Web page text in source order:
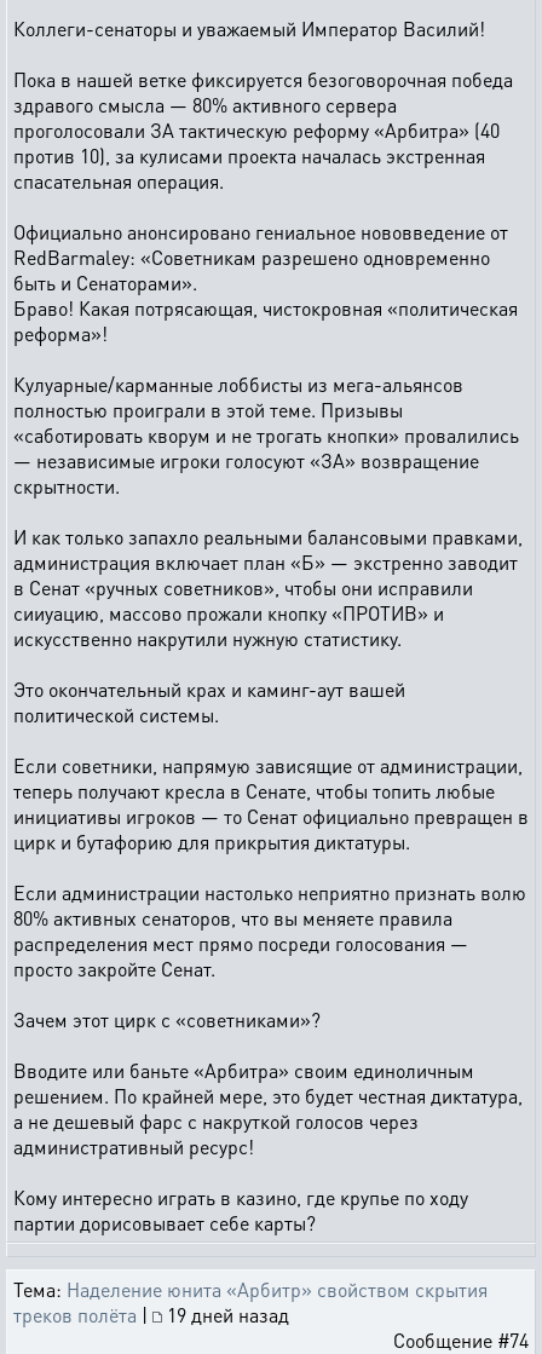
Коллеги-сенаторы и уважаемый Император Василий!
Пока в нашей ветке фиксируется безоговорочная победа
здравого смысла — 80% активного сервера
проголосовали ЗА тактическую реформу «Арбитра» (40
против 10), за кулисами проекта началась экстренная
спасательная операция.
Официально анонсировано гениальное нововведение от
RedBarmaley: «Советникам разрешено одновременно
быть и Сенаторами».
Браво! Какая потрясающая, чистокровная «политическая
реформа»!
Кулуарные/карманные лоббисты из мега-альянсов
полностью проиграли в этой теме. Призывы
«саботировать кворум и не трогать кнопки» провалились
— независимые игроки голосуют «ЗА» возвращение
скрытности.
И как только запахло реальными балансовыми правками,
администрация включает план «Б» — экстренно заводит
в Сенат «ручных советников», чтобы они исправили
сииуацию, массово прожали кнопку «ПРОТИВ» и
искусственно накрутили нужную статистику.
Это окончательный крах и каминг-аут вашей
политической системы.
Если советники, напрямую зависящие от администрации,
теперь получают кресла в Сенате, чтобы топить любые
инициативы игроков — то Сенат официально превращен в
цирк и бутафорию для прикрытия диктатуры.
Если администрации настолько неприятно признать волю
80% активных сенаторов, что вы меняете правила
распределения мест прямо посреди голосования —
просто закройте Сенат.
Зачем этот цирк с «советниками»?
Вводите или баньте «Арбитра» своим единоличным
решением. По крайней мере, это будет честная диктатура,
а не дешевый фарс с накруткой голосов через
административный ресурс!
Кому интересно играть в казино, где крупье по ходу
партии дорисовывает себе карты?
Тема: Наделение юнита «Арбитр» свойством скрытия
треков полёта |
19 дней назад
Сообщение #74